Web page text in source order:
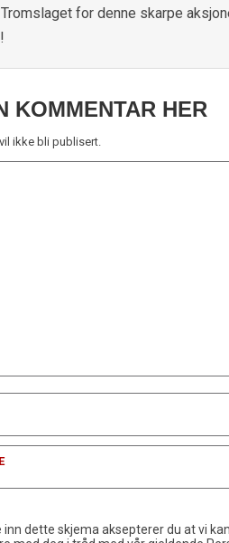
for denne skarpe
KOMMENTAR HER
ikke bli publisert.
inn dette skjema aksepterer du at vi